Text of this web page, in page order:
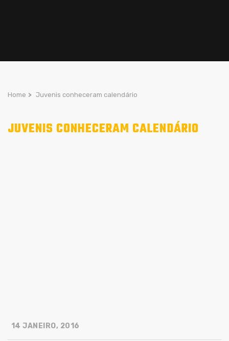
Home > Juvenis conheceram calendário
JUVENIS CONHECERAM CALENDÁRIO
14 JANEIRO, 2016